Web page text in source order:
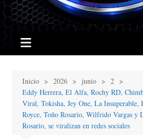
Inicio 2026 junio
2
Eddy Herrera, El Alfa, Rochy RD,
Viral, Tokisha, Jey One, La Insuperable,
Royce, Toño Rosario, Wilfrido Vargas y
Rosario, se viralizan en redes sociales